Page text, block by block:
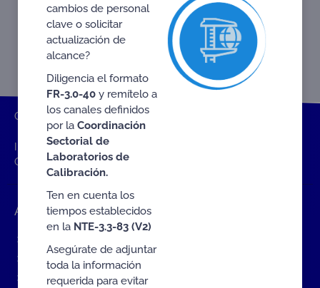
ONAC Inicio ONAC Videos y Multimedia
INFÓRMATE CON SÚPER ACREDITA – E6 «ACREDÍTATE CON
ONAC I PARTE»
Accesos rápidos
Tarifas MIT
Servicios de ONAC
cambios de personal
clave o solicitar
actualización de
alcance?
Diligencia el formato
FR-3.0-40y remítelo a
los canales definidos
por la Coordinación
Sectorial de
Laboratorios de
Calibración.
Ten en cuenta los
tiempos establecidos
en la NTE-3.3-83 (V2)
Asegúrate de adjuntar
toda la información
requerida para evitar